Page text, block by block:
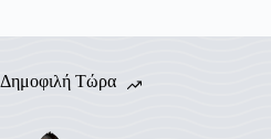
Δημοφιλή Τώρα